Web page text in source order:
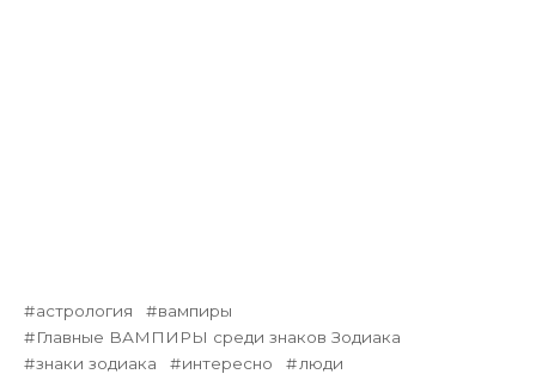
астрология
вампиры
Главные ВАМПИРЫ среди знаков Зодиака
знаки зодиака
интересно люди